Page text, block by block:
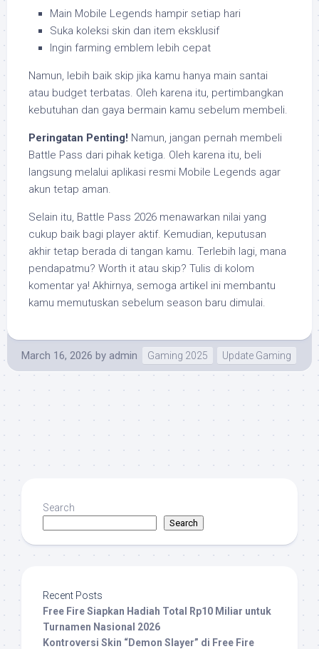
Main Mobile Legends hampir setiap hari
Suka koleksi skin dan item eksklusif
Ingin farming emblem lebih cepat
Namun, lebih baik skip jika kamu hanya main santai
atau budget terbatas. Oleh karena itu, pertimbangkan
kebutuhan dan gaya bermain kamu sebelum membeli.
Peringatan Penting! Namun, jangan pernah membeli
Battle Pass dari pihak ketiga. Oleh karena itu, beli
langsung melalui aplikasi resmi Mobile Legends agar
akun tetap aman.
Selain itu, Battle Pass 2026 menawarkan nilai yang
cukup baik bagi player aktif. Kemudian, keputusan
akhir tetap berada di tangan kamu. Terlebih lagi, mana
pendapatmu? Worth it atau skip? Tulis di kolom
komentar ya! Akhirnya, semoga artikel ini membantu
kamu memutuskan sebelum season baru dimulai.
March 16, 2026 by admin Gaming 2025 Update Gaming
Search
Search
Recent Posts
Free Fire Siapkan Hadiah Total Rp10 Miliar untuk
Turnamen Nasional 2026
Kontroversi Skin “Demon Slayer” di Free Fire